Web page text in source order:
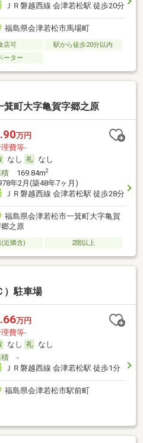
ＪＲ磐越西線 会津若松駅 徒歩20分
福島県会津若松市馬場町
店可
駅から徒歩20分以内
ーター
箕町大字亀賀字郷之原
万円
費等-
なし
なし
169.84m2
年2月(築48年7ヶ月)
ＪＲ磐越西線 会津若松駅 徒歩28分
福島県会津若松市一箕町大字亀賀
之原
近隣含) 2階以上
）駐車場
万円
費等-
なし
なし
-
ＪＲ磐越西線 会津若松駅 徒歩1分
福島県会津若松市駅前町